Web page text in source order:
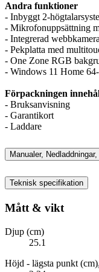
Andra funktioner
- Inbyggt 2-
- Mikrofonuppsättning
- Integrerad
- Pekplatta med
- One Zone RGB
- Windows 11 Home
Förpackningen
- Bruksanvisning
- Garantikort
- Laddare
Manualer,
Teknisk specifikation
Mått & vikt
Djup (cm)
25.1
Höjd - lägsta punkt (cm)